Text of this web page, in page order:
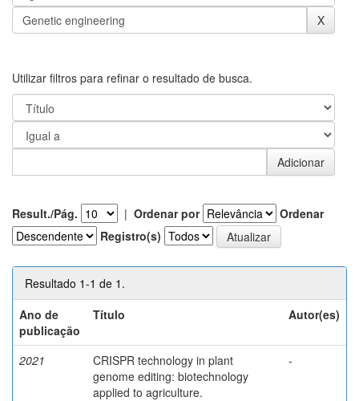
Utilizar filtros para refinar o resultado de busca.
Result./Pág. | Ordenar por
Ordenar
Registro(s)
Resultado 1-1 de 1.
Ano de
publicação
Título Autor(es)
2021
CRISPR technology in plant
genome editing: biotechnology
applied to agriculture.
-